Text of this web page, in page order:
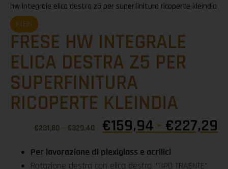
hw integrale elica destra z5 per superfinitura ricoperte kleindia
KLEIN
FRESE HW INTEGRALE
ELICA DESTRA Z5 PER
SUPERFINITURA
RICOPERTE KLEINDIA
€231,80-€329,40 €159,94 - €227,29
Per lavorazione di plexiglass e acrilici
Rotazione destra con elica destra “TIPO TRAENTE”